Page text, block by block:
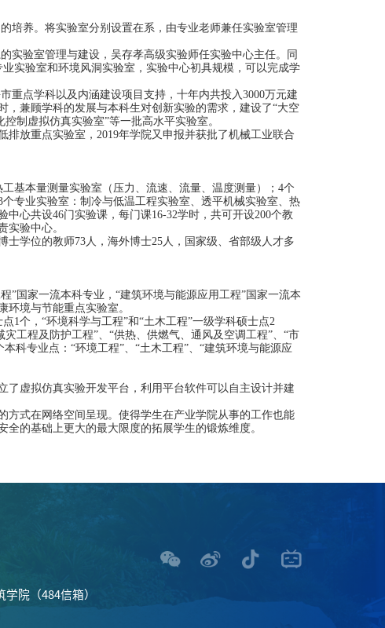
培养。将实验室分别设置在系，由专业老师兼任实验室管理
实验室管理与建设，吴存孝高级实验师任实验中心主任。同
实验室和环境风洞实验室，实验中心初具规模，可以完成学
重点学科以及内涵建设项目支持，十年内共投入 3000万元建
兼顾学科的发展与本科生对创新实验的需求，建设了“大空
制虚拟仿真实验室”等一批高水平实验室。
排放重点实验室， 2019年学院又申报并获批了机械工业联合
工基本量测量实验室（压力、流速、流量、温度测量）； 4个
个专业实验室：制冷与低温工程实验室、透平机械实验室、热
中心共设46门实验课，每门课16-32学时，共可开设200个教
实验中心。
士学位的教师73人，海外博士25人，国家级、省部级人才多
”国家一流本科专业，“建筑环境与能源应用工程”国家一流本
境与节能重点实验室。
点1个，“环境科学与工程”和“土木工程”一级学科硕士点2
工程及防护工程”、“供热、供燃气、通风及空调工程”、“市
本科专业点：“环境工程”、“土木工程”、“建筑环境与能源应
虚拟仿真实验开发平台，利用平台软件可以自主设计并建
式在网络空间呈现。使得学生在产业学院从事的工作也能
的基础上更大的最大限度的拓展学生的锻炼维度。
院（484信箱）